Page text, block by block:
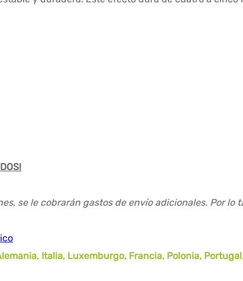
se le cobrarán gastos de envío adicionales. Por
Italia, Luxemburgo, Francia, Polonia,